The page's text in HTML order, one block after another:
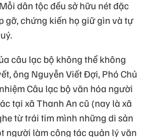
dân tộc đều sở hữu nét đặc
gỡ, chứng kiến họ giữ gìn và tự
câu lạc bộ không thể không
ông Nguyễn Viết Đợi, Phó Chủ
Câu lạc bộ văn hóa người
tại xã Thanh An cũ (nay là xã
từ trái tim mình những di sản
người làm công tác quản lý văn